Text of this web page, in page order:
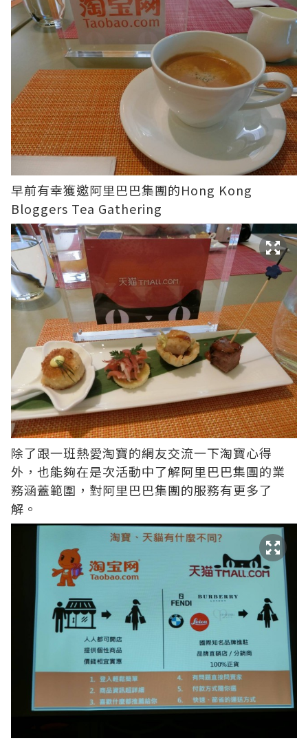
早前有幸獲邀阿里巴巴集團的Hong Kong
Bloggers Tea Gathering
除了跟一班熱愛淘寶的網友交流一下淘寶心得
外，也能夠在是次活動中了解阿里巴巴集團的業
務涵蓋範圍，對阿里巴巴集團的服務有更多了
解。